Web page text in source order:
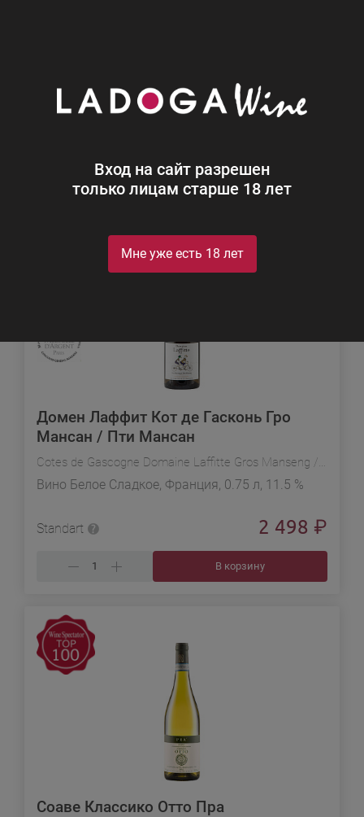
Вход на сайт разрешен
только лицам старше 18 лет
Мне уже есть 18 лет
Вино
Сортировка
Домен Лаффит Кот де Гасконь Гро
Мансан / Пти Мансан
Cotes de Gascogne Domaine Laffitte Gros Manseng / Petit Manseng
Вино Белое Сладкое, Франция, 0.75 л, 11.5 %
Standart 2 498 ₽
В корзину
Соаве Классико Отто Пра